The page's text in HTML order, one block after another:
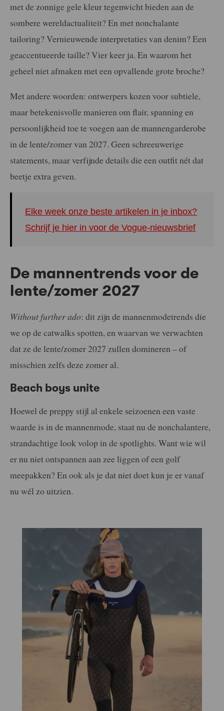
met de zonnige gele kleur tegenwicht bieden aan de
sombere wereldactualiteit? En met nonchalante
tailoring? Vernieuwende interpretaties van denim? Een
geaccentueerde taille? Vier keer ja. En waarom het
geheel niet afmaken met een opvallende grote broche?
Met andere woorden: ontwerpers kozen voor subtiele,
maar betekenisvolle manieren om flair, spanning en
persoonlijkheid toe te voegen aan de mannengarderobe
in de lente/zomer van 2027. Geen schreeuwerige
statements, maar verfijnde details die een outfit nét dat
beetje extra geven.
Elke week onze beste artikelen in je inbox?
Schrijf je hier in voor de Vogue-nieuwsbrief
De mannentrends voor de
lente/zomer 2027
Without further ado: dit zijn de mannenmodetrends die
we op de catwalks spotten, en waarvan we verwachten
dat ze de lente/zomer 2027 zullen domineren – of
misschien zelfs deze zomer al.
Beach boys unite
Hoewel de preppy stijl al enkele seizoenen een vaste
waarde is in de mannenmode, staat nu de nonchalantere,
strandachtige look volop in de spotlights. Want wie wil
er nu niet ontspannen aan zee liggen of een golf
meepakken? En ook als je dat niet doet kun je er vanaf
nu wél zo uitzien.